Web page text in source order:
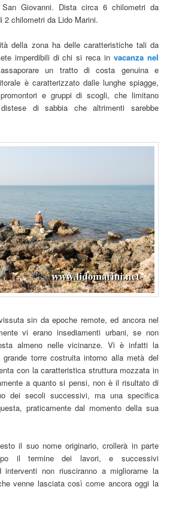
Giovanni. Dista circa 6 chilometri da
2 chilometri da Lido Marini.
della zona ha delle caratteristiche tali da
imperdibili di chi si reca invacanza nel
un tratto di costa genuina e
è caratterizzato dalle lunghe spiagge,
e gruppi di scogli, che limitano
distese di sabbia che altrimenti sarebbe
sin da epoche remote, ed ancora nel
vi erano insediamenti urbani, se non
almeno nelle vicinanze. Vi è infatti la
grande torre costruita intorno alla metà del
con la caratteristica struttura mozzata in
a quanto si pensi, non è il risultato di
dei secoli successivi, ma una specifica
praticamente dal momento della sua
il suo nome originario, crollerà in parte
il termine dei lavori, e successivi
interventi non riusciranno a migliorarne la
venne lasciata così come ancora oggi la